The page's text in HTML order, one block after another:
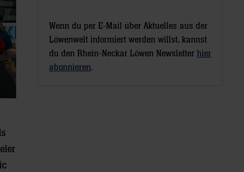
Wenn du per E-Mail über Aktuelles aus der
Löwenwelt informiert werden willst, kannst
du den Rhein-Neckar Löwen Newsletter hier
abonnieren.